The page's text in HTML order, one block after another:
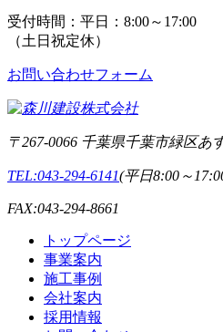
受付時間：平日：8:00～17:00
（土日祝定休）
お問い合わせフォーム
〒267-0066 千葉県千葉市緑区あ
TEL:043-294-6141(平日8:00～
FAX:043-294-8661
トップページ
事業案内
施工事例
会社案内
採用情報